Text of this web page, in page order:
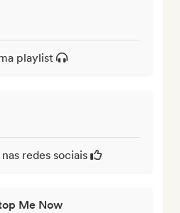
playlist
redes sociais
Me Now